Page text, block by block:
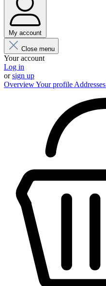
My account
Close menu
Your account
Log in
orsign up
OverviewYour profile Addresses